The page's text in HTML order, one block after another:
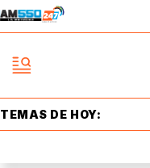
TEMAS DE HOY: